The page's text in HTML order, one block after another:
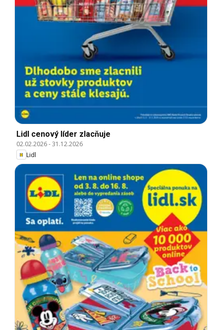
Lidl cenový líder zlacňuje
02.02.2026-31.12.2026
Lidl